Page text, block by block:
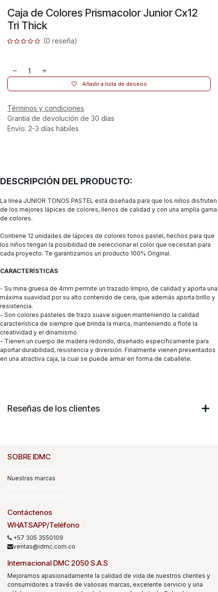
Caja de Colores Prismacolor Junior Cx12
Tri Thick
(0 reseña)
Añadir a lista de deseos
Términos y condiciones
Grantía de devolución de 30 días
Envío: 2-3 días hábiles
DESCRIPCIÓN DEL PRODUCTO:
La línea JUNIOR TONOS PASTEL está diseñada para que los niños disfruten
de los mejores lápices de colores, llenos de calidad y con una amplia gama
de colores.
Contiene 12 unidades de lápices de colores tonos pastel, hechos para que
los niños tengan la posibilidad de seleccionar el color que necesitan para
cada proyecto. Te garantizamos un producto 100% Original.
CARACTERÍSTICAS
- Su mina gruesa de 4mm permite un trazado limpio, de calidad y aporta una
máxima suavidad por su alto contenido de cera, que además aporta brillo y
resistencia.
- Son colores pasteles de trazo suave siguen manteniendo la calidad
característica de siempre que brinda la marca, manteniendo a flote la
creatividad y el dinamismo.
- Tienen un cuerpo de madera redondo, diseñado específicamente para
aportar durabilidad, resistencia y diversión. Finalmente vienen presentados
en una atractiva caja, la cual se puede armar en forma de caballete.
Reseñas de los clientes
SOBRE IDMC
Nuestras marcas
Contáctenos
WHATSAPP/Teléfono
+57 305 3550109
ventas@idmc.com.co
Internacional DMC 2050 S.A.S
Mejoramos apasionadamente la calidad de vida de nuestros clientes y
consumidores a través de valiosas marcas, excelente servicio y una